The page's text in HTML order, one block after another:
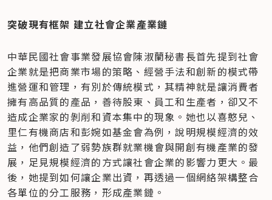
突破現有框架 建立社會企業產業鏈
中華民國社會事業發展協會陳淑蘭秘書長首先提到社會
企業就是把商業市場的策略、經營手法和創新的模式帶
進營運和管理，有別於傳統模式，其精神就是讓消費者
擁有高品質的產品，善待股東、員工和生產者，卻又不
造成企業家的剝削和資本集中的現象。她也以喜憨兒、
里仁有機商店和彭婉如基金會為例，說明規模經濟的效
益，他們創造了弱勢族群就業機會與開創有機產業的發
展，足見規模經濟的方式讓社會企業的影響力更大。最
後，她提到如何讓企業出資，再透過一個網絡架構整合
各單位的分工服務，形成產業鏈。